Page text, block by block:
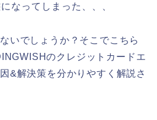
なってしまった、、、
いでしょうか？そこでこちら
のクレジットカードエ
&解決策を分かりやすく解説さ